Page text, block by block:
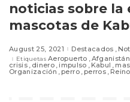
noticias sobre la
mascotas de
August 25, 2021 Destacados
Etiquetas Aeropuerto Afganistán
crisis dinero impulso Kabul
Organización perro perros